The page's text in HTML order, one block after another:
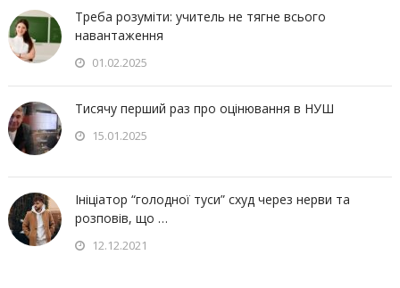
Треба розуміти: учитель не тягне всього
навантаження
01.02.2025
Тисячу перший раз про оцінювання в НУШ
15.01.2025
Ініціатор “голодної туси” схуд через нерви та
розповів, що …
12.12.2021